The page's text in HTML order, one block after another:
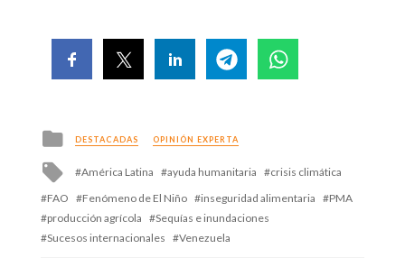
Posted
in
DESTACADAS OPINIÓN EXPERTA
Tagged
América Latina ayuda humanitaria
crisis climática
FAO
Fenómeno de El Niño inseguridad alimentaria
PMA
producción agrícola
Sequías e inundaciones
Sucesos internacionales
Venezuela